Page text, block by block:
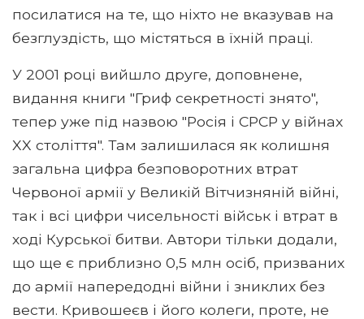
посилатися на те, що ніхто не вказував на
безглуздість, що містяться в їхній праці.
У 2001 році вийшло друге, доповнене,
видання книги "Гриф секретності знято",
тепер уже під назвою "Росія і СРСР у війнах
XX століття". Там залишилася як колишня
загальна цифра безповоротних втрат
Червоної армії у Великій Вітчизняній війні,
так і всі цифри чисельності військ і втрат в
ході Курської битви. Автори тільки додали,
що ще є приблизно 0,5 млн осіб, призваних
до армії напередодні війни і зниклих без
вести. Кривошеєв і його колеги, проте, не